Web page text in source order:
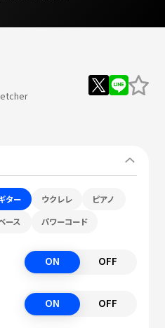
ター ウクレレ ピアノ
ース パワーコード
ON OFF
ON OFF